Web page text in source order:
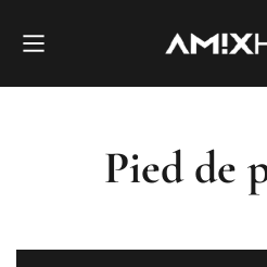
Pied de